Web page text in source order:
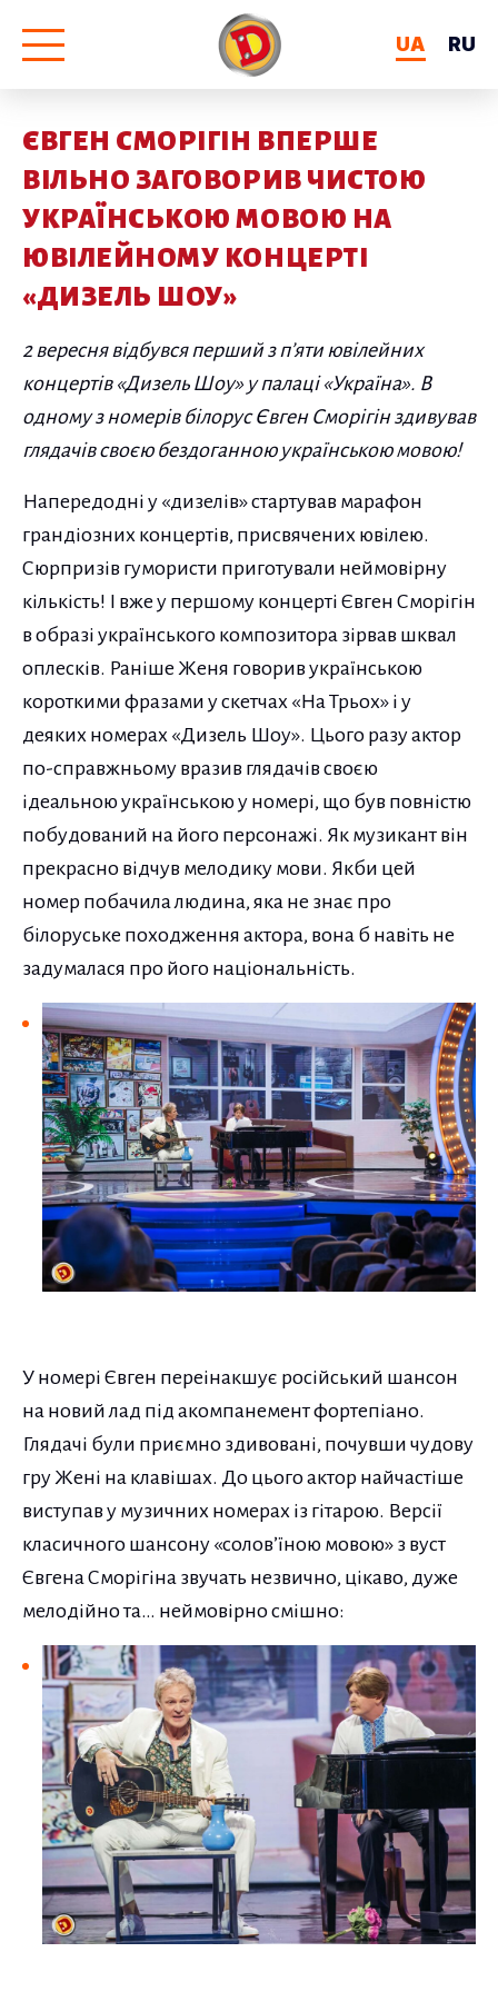
UA
RU
ЄВГЕН СМОРІГІН ВПЕРШЕ
ВІЛЬНО ЗАГОВОРИВ ЧИСТОЮ
УКРАЇНСЬКОЮ МОВОЮ НА
ЮВІЛЕЙНОМУ КОНЦЕРТІ
«ДИЗЕЛЬ ШОУ»
2 вересня відбувся перший з п’яти ювілейних
концертів «Дизель Шоу» у палаці «Україна». В
одному з номерів білорус Євген Сморігін здивував
глядачів своєю бездоганною українською мовою!
Напередодні у «дизелів» стартував марафон
грандіозних концертів, присвячених ювілею.
Сюрпризів гумористи приготували неймовірну
кількість! І вже у першому концерті Євген Сморігін
в образі українського композитора зірвав шквал
оплесків. Раніше Женя говорив українською
короткими фразами у скетчах «На Трьох» і у
деяких номерах «Дизель Шоу». Цього разу актор
по-справжньому вразив глядачів своєю
ідеальною українською у номері, що був повністю
побудований на його персонажі. Як музикант він
прекрасно відчув мелодику мови. Якби цей
номер побачила людина, яка не знає про
білоруське походження актора, вона б навіть не
задумалася про його національність.
У номері Євген переінакшує російський шансон
на новий лад під акомпанемент фортепіано.
Глядачі були приємно здивовані, почувши чудову
гру Жені на клавішах. До цього актор найчастіше
виступав у музичних номерах із гітарою. Версії
класичного шансону «солов’їною мовою» з вуст
Євгена Сморігіна звучать незвично, цікаво, дуже
мелодійно та… неймовірно смішно: